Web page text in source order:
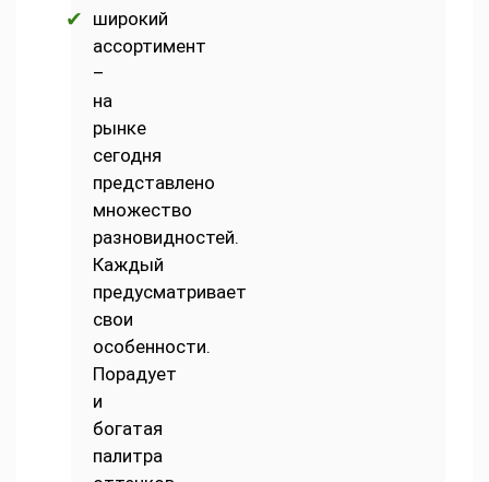
широкий
ассортимент
–
на
рынке
сегодня
представлено
множество
разновидностей.
Каждый
предусматривает
свои
особенности.
Порадует
и
богатая
палитра